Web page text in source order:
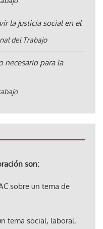
la justicia social en el
del Trabajo
necesario para la
son:
sobre un tema de
tema social, laboral,